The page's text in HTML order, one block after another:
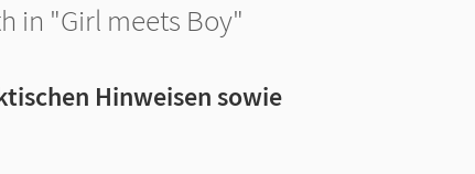
in "Girl meets Boy"
Hinweisen sowie